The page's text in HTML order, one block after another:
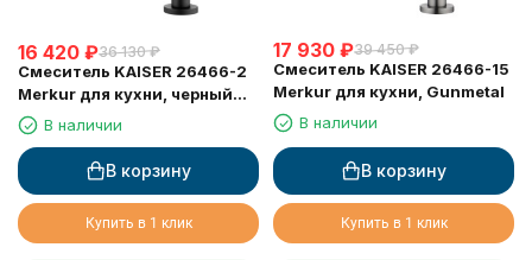
16 420 ₽36 130 ₽
Смеситель KAISER 26466-2
Merkur для кухни, черный
матовый
В наличии
В корзину
Купить в 1 клик
17 930 ₽39 450 ₽
Смеситель KAISER 26466-15
Merkur для кухни, Gunmetal
В наличии
В корзину
Купить в 1 клик